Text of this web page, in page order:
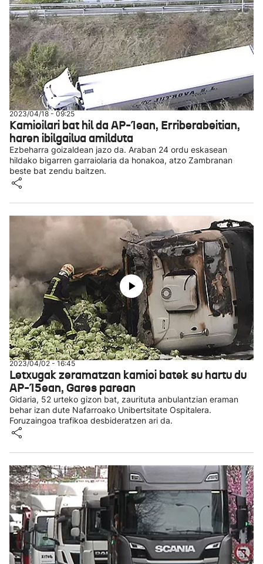
2023/04/18 - 09:25
Kamioilari bat hil da AP-1ean, Erriberabeitian,
haren ibilgailua amilduta
Ezbeharra goizaldean jazo da. Araban 24 ordu eskasean
hildako bigarren garraiolaria da honakoa, atzo Zambranan
beste bat zendu baitzen.
2023/04/02 - 16:45
Letxugak zeramatzan kamioi batek su hartu du
AP-15ean, Gares parean
Gidaria, 52 urteko gizon bat, zaurituta anbulantzian eraman
behar izan dute Nafarroako Unibertsitate Ospitalera.
Foruzaingoa trafikoa desbideratzen ari da.